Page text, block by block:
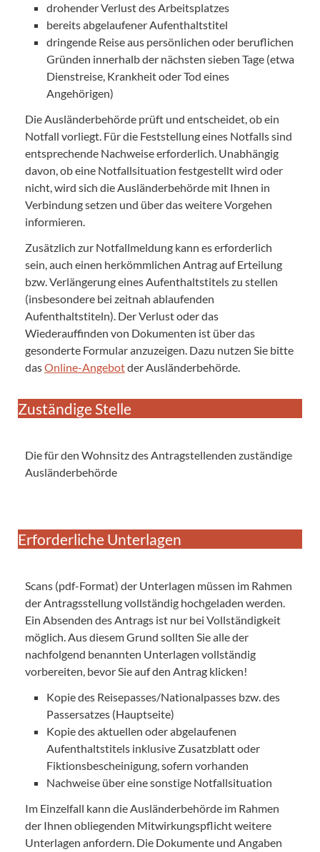
drohender Verlust des Arbeitsplatzes
bereits abgelaufener Aufenthaltstitel
dringende Reise aus persönlichen oder beruflichen
Gründen innerhalb der nächsten sieben Tage (etwa
Dienstreise, Krankheit oder Tod eines
Angehörigen)
Die Ausländerbehörde prüft und entscheidet, ob ein
Notfall vorliegt. Für die Feststellung eines Notfalls sind
entsprechende Nachweise erforderlich. Unabhängig
davon, ob eine Notfallsituation festgestellt wird oder
nicht, wird sich die Ausländerbehörde mit Ihnen in
Verbindung setzen und über das weitere Vorgehen
informieren.
Zusätzlich zur Notfallmeldung kann es erforderlich
sein, auch einen herkömmlichen Antrag auf Erteilung
bzw. Verlängerung eines Aufenthaltstitels zu stellen
(insbesondere bei zeitnah ablaufenden
Aufenthaltstiteln). Der Verlust oder das
Wiederauffinden von Dokumenten ist über das
gesonderte Formular anzuzeigen. Dazu nutzen Sie bitte
dasOnline-Angebotder Ausländerbehörde.
Zuständige Stelle
Die für den Wohnsitz des Antragstellenden zuständige
Ausländerbehörde
Erforderliche Unterlagen
Scans (pdf-Format) der Unterlagen müssen im Rahmen
der Antragsstellung vollständig hochgeladen werden.
Ein Absenden des Antrags ist nur bei Vollständigkeit
möglich. Aus diesem Grund sollten Sie alle der
nachfolgend benannten Unterlagen vollständig
vorbereiten, bevor Sie auf den Antrag klicken!
Kopie des Reisepasses/Nationalpasses bzw. des
Passersatzes (Hauptseite)
Kopie des aktuellen oder abgelaufenen
Aufenthaltstitels inklusive Zusatzblatt oder
Fiktionsbescheinigung, sofern vorhanden
Nachweise über eine sonstige Notfallsituation
Im Einzelfall kann die Ausländerbehörde im Rahmen
der Ihnen obliegenden Mitwirkungspflicht weitere
Unterlagen anfordern. Die Dokumente und Angaben